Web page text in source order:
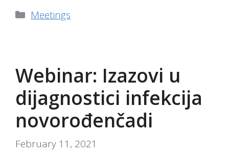
Categories
Meetings
Webinar: Izazovi u
dijagnostici infekcija
novorođenčadi
February 11, 2021